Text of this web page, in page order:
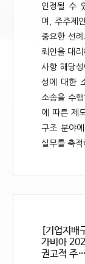
인정될 수
며, 주주제
중요한 선
뢰인을 대
사항 해당
성에 대한
소송을 수
에 따른 제
구조 분야
실무를 축
[기업지배
가비아
권고적 주…